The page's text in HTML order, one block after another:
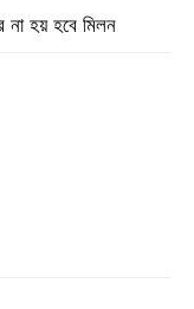
হয় হবে মিলন